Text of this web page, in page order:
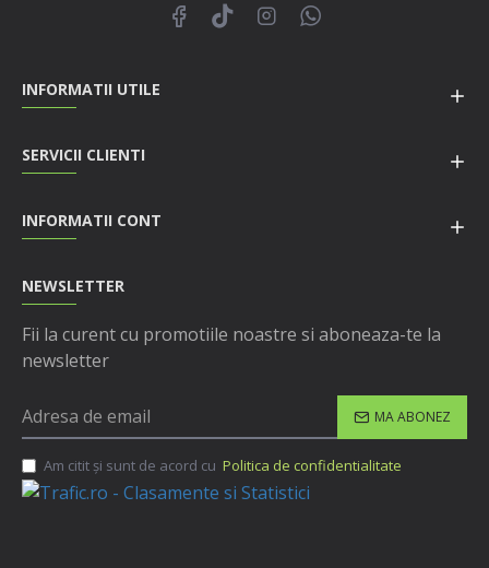
INFORMATII UTILE
SERVICII CLIENTI
INFORMATII CONT
NEWSLETTER
Fii la curent cu promotiile noastre si aboneaza-te la
newsletter
MA ABONEZ
Am citit şi sunt de acord cu Politica de confidentialitate